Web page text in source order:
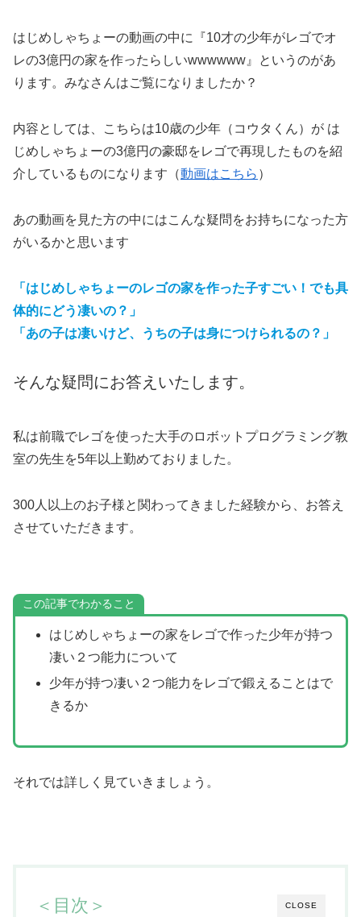
はじめしゃちょーの動画の中に『10才の少年がレゴでオ
レの3億円の家を作ったらしいwwwwww』というのがあ
ります。みなさんはご覧になりましたか？
内容としては、こちらは10歳の少年（コウタくん）が は
じめしゃちょーの3億円の豪邸をレゴで再現したものを紹
介しているものになります（動画はこちら ）
あの動画を見た方の中にはこんな疑問をお持ちになった方
がいるかと思います
「はじめしゃちょーのレゴの家を作った子すごい！でも具
体的にどう凄いの？」
「あの子は凄いけど、うちの子は身につけられるの？」
そんな疑問にお答えいたします。
私は前職でレゴを使った大手のロボットプログラミング教
室の先生を5年以上勤めておりました。
300人以上のお子様と関わってきました経験から、お答え
させていただきます。
この記事でわかること
はじめしゃちょーの家をレゴで作った少年が持つ
凄い２つ能力について
少年が持つ凄い２つ能力をレゴで鍛えることはで
きるか
それでは詳しく見ていきましょう。
CLOSE
＜目次＞